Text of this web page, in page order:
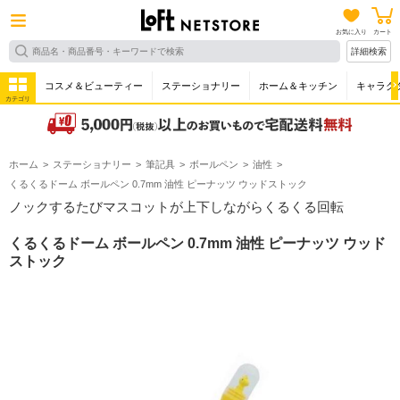
お気に入り カート
詳細検索
カテゴリ
コスメ＆ビューティー ステーショナリー ホーム＆キッチン キャラク
ホーム ステーショナリー 筆記具 ボールペン
油性
くるくるドーム ボールペン 0.7mm 油性 ピーナッツ ウッドストック
ノックするたびマスコットが上下しながらくるくる回転
くるくるドーム ボールペン 0.7mm 油性 ピーナッツ ウッド
ストック